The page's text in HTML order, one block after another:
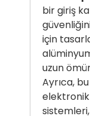
bir giriş
için
uzun
Ayrıca,
elektronik